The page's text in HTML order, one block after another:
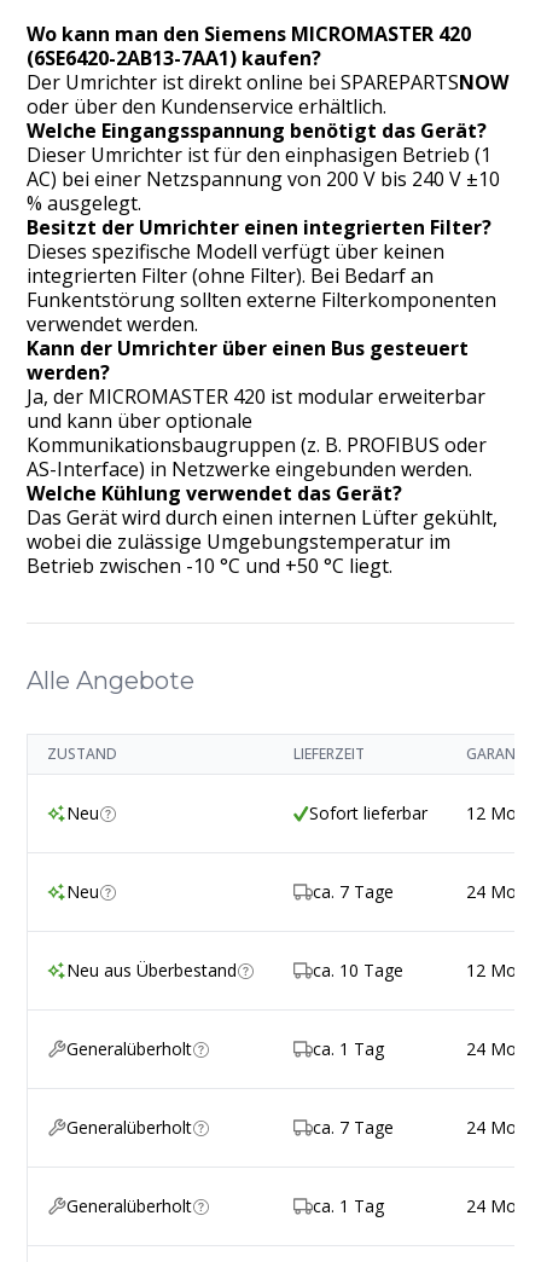
Wo kann man den Siemens MICROMASTER 420
(6SE6420-2AB13-7AA1) kaufen?
Der Umrichter ist direkt online beiSPAREPARTSNOW
oder über den Kundenservice erhältlich.
Welche Eingangsspannung benötigt das Gerät?
Dieser Umrichter ist für den einphasigen Betrieb (1
AC) bei einer Netzspannung von 200 V bis 240 V ±10
% ausgelegt.
Besitzt der Umrichter einen integrierten Filter?
Dieses spezifische Modell verfügt über keinen
integrierten Filter (ohne Filter). Bei Bedarf an
Funkentstörung sollten externe Filterkomponenten
verwendet werden.
Kann der Umrichter über einen Bus gesteuert
werden?
Ja, der MICROMASTER 420 ist modular erweiterbar
und kann über optionale
Kommunikationsbaugruppen (z. B. PROFIBUS oder
AS-Interface) in Netzwerke eingebunden werden.
Welche Kühlung verwendet das Gerät?
Das Gerät wird durch einen internen Lüfter gekühlt,
wobei die zulässige Umgebungstemperatur im
Betrieb zwischen -10 °C und +50 °C liegt.
Alle Angebote
ZUSTAND LIEFERZEIT GARANTIE
Neu Sofort lieferbar 12
Neu ca. 7 Tage 24
Neu aus Überbestand ca. 10 Tage 12
Generalüberholt ca. 1 Tag 24
Generalüberholt ca. 7 Tage 24
Generalüberholt ca. 1 Tag 24